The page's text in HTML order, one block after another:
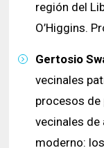
región del
O’Higgins.
Gertosio
vecinales
procesos de
vecinales
moderno: